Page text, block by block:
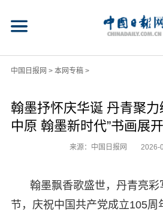
中国日报网 > 本网专稿>
翰墨抒怀庆华诞 丹青聚
中原 翰墨新时代”书画展
来源：中国日报网 2026-
翰墨飘香歌盛世，丹青亮
节，庆祝中国共产党成立105周